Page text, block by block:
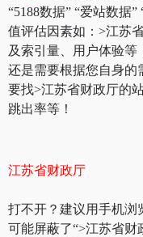
“5188数据” “爱站数据
值评估因素如：>江苏
及索引量、用户体验
还是需要根据您自身的
要找>江苏省财政厅的
跳出率等！
江苏省财政厅
打不开？建议用手机浏
可能屏蔽了“>江苏省财